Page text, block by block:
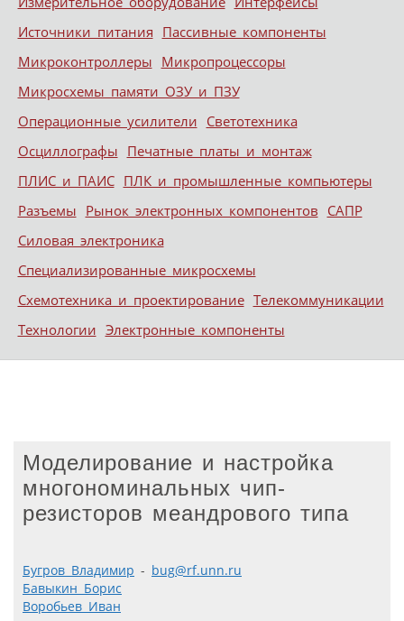
Источники питания Пассивные компоненты
Микроконтроллеры Микропроцессоры
Микросхемы памяти ОЗУ и ПЗУ
Операционные усилители Светотехника
Осциллографы Печатные платы и монтаж
ПЛИС и ПАИС ПЛК и промышленные компьютеры
Разъемы Рынок электронных компонентов САПР
Силовая электроника
Специализированные микросхемы
Схемотехника и проектирование Телекоммуникации
Технологии Электронные компоненты
Моделирование и настройка
многономинальных чип-
резисторов меандрового типа
Бугров Владимир - bug@rf.unn.ru
Бавыкин Борис
Воробьев Иван